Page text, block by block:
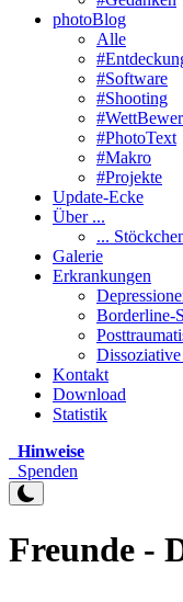
photoBlog
Alle
#Software
#Shooting
#PhotoText
#Makro
#Projekte
Update-Ecke
Über ...
...
Galerie
Erkrankungen
Borderline-
Kontakt
Download
Statistik
Hinweise
Spenden
Freunde -